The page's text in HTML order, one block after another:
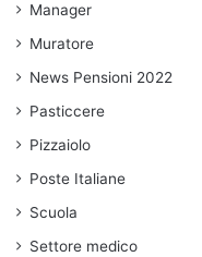
Manager
Muratore
News Pensioni 2022
Pasticcere
Pizzaiolo
Poste Italiane
Scuola
Settore medico